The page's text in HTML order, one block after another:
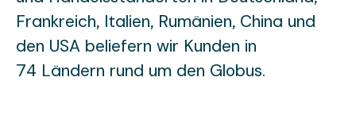
Frankreich, Italien, Rumänien, China und
den USA beliefern wir Kunden in
74 Ländern rund um den Globus.